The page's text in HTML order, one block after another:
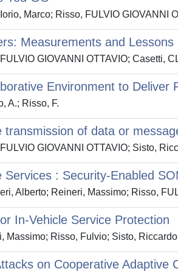
Marco; Risso, FULVIO GIOVANNI
Measurements and Lessons
GIOVANNI OTTAVIO; Casetti,
Environment to Deliver
A.; Risso, F.
transmission of data or
GIOVANNI OTTAVIO; Sisto,
Services : Security-Enabled
Alberto; Reineri, Massimo; Risso,
In-Vehicle Service Protection
Massimo; Risso, Fulvio; Sisto,
on Cooperative Adaptive